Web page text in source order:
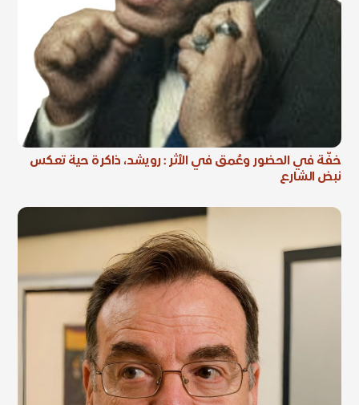
خفّة في الحضور وعُمق في الأثر : رويشد، ذاكرة حية تعكس
نبض الشارع